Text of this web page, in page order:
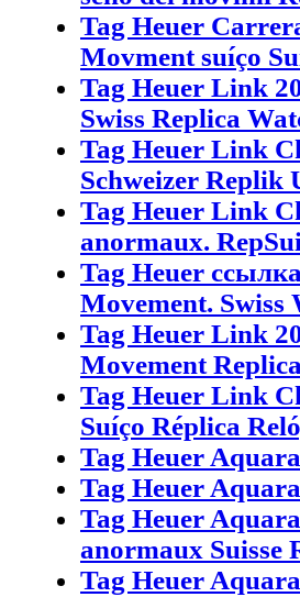
Tag Heuer
Movment suíço
Tag Heuer Link
Swiss Replica
Tag Heuer Link
Schweizer Replik
Tag Heuer Link
anormaux.
Tag Heuer
Movement. Swiss
Tag Heuer Link
Movement
Tag Heuer Link
Suíço Réplica
Tag Heuer
Tag Heuer
Tag Heuer
anormaux Suisse
Tag Heuer